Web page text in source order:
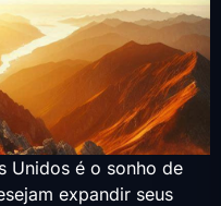
Unidos é o sonho de
expandir seus